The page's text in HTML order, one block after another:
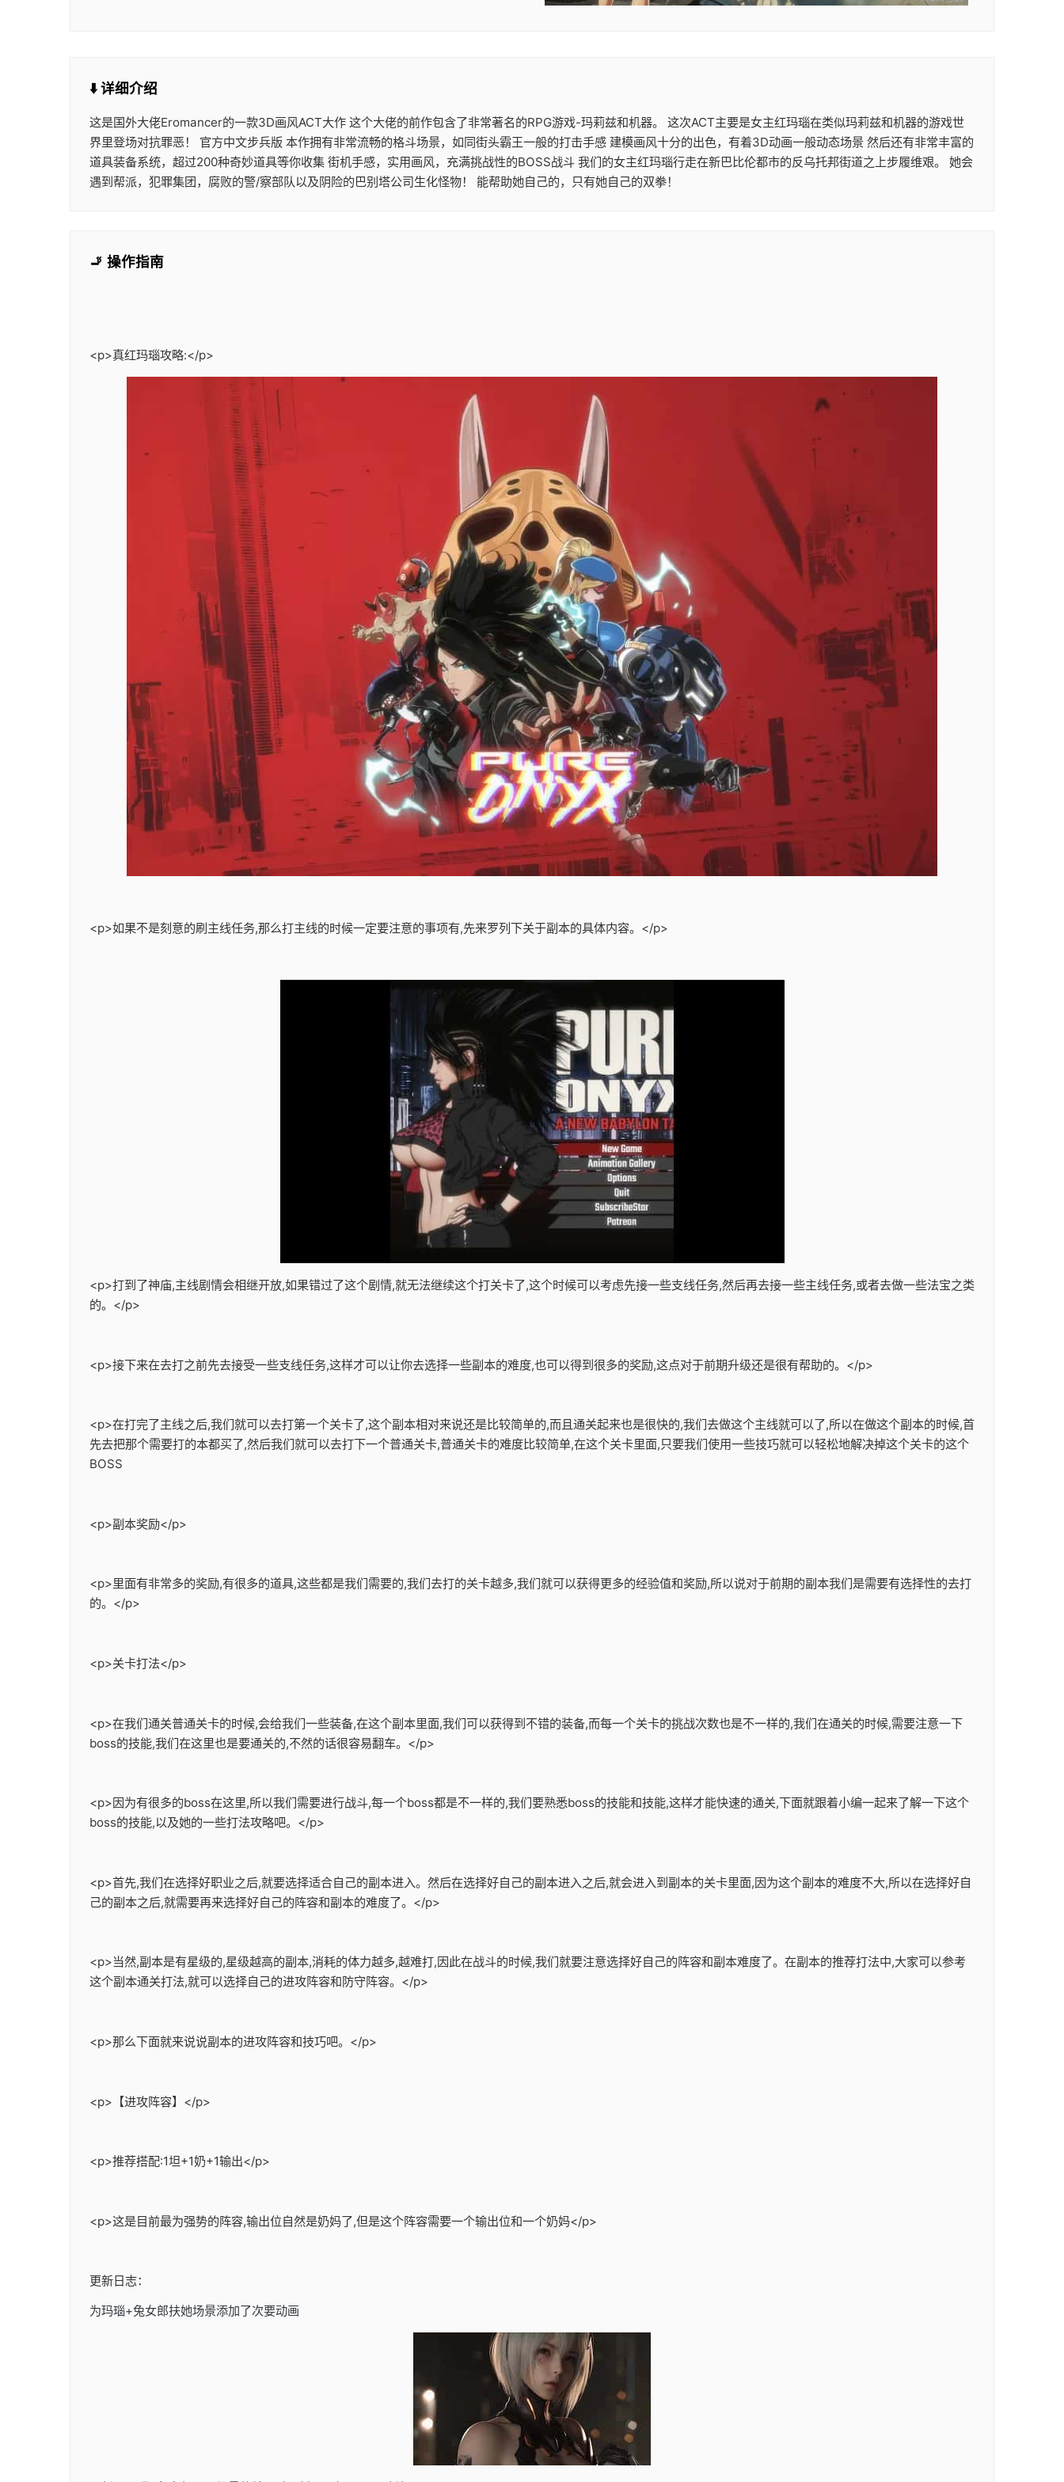
⬇️ 详细介绍
这是国外大佬Eromancer的一款3D画风ACT大作 这个大佬的前作包含了非常著名的RPG游戏-玛莉兹和机器。 这次ACT主要是女主红玛瑙在类似玛莉兹和机器的游戏世
界里登场对抗罪恶！ 官方中文步兵版 本作拥有非常流畅的格斗场景，如同街头霸王一般的打击手感 建模画风十分的出色，有着3D动画一般动态场景 然后还有非常丰富的
道具装备系统，超过200种奇妙道具等你收集 街机手感，实用画风，充满挑战性的BOSS战斗 我们的女主红玛瑙行走在新巴比伦都市的反乌托邦街道之上步履维艰。 她会
遇到帮派，犯罪集团，腐败的警/察部队以及阴险的巴别塔公司生化怪物！ 能帮助她自己的，只有她自己的双拳！
🚬 操作指南
<p>真红玛瑙攻略:</p>
<p>如果不是刻意的刷主线任务,那么打主线的时候一定要注意的事项有,先来罗列下关于副本的具体内容。</p>
<p>打到了神庙,主线剧情会相继开放,如果错过了这个剧情,就无法继续这个打关卡了,这个时候可以考虑先接一些支线任务,然后再去接一些主线任务,或者去做一些法宝之类
的。</p>
<p>接下来在去打之前先去接受一些支线任务,这样才可以让你去选择一些副本的难度,也可以得到很多的奖励,这点对于前期升级还是很有帮助的。</p>
<p>在打完了主线之后,我们就可以去打第一个关卡了,这个副本相对来说还是比较简单的,而且通关起来也是很快的,我们去做这个主线就可以了,所以在做这个副本的时候,首
先去把那个需要打的本都买了,然后我们就可以去打下一个普通关卡,普通关卡的难度比较简单,在这个关卡里面,只要我们使用一些技巧就可以轻松地解决掉这个关卡的这个
BOSS
<p>副本奖励</p>
<p>里面有非常多的奖励,有很多的道具,这些都是我们需要的,我们去打的关卡越多,我们就可以获得更多的经验值和奖励,所以说对于前期的副本我们是需要有选择性的去打
的。</p>
<p>关卡打法</p>
<p>在我们通关普通关卡的时候,会给我们一些装备,在这个副本里面,我们可以获得到不错的装备,而每一个关卡的挑战次数也是不一样的,我们在通关的时候,需要注意一下
boss的技能,我们在这里也是要通关的,不然的话很容易翻车。</p>
<p>因为有很多的boss在这里,所以我们需要进行战斗,每一个boss都是不一样的,我们要熟悉boss的技能和技能,这样才能快速的通关,下面就跟着小编一起来了解一下这个
boss的技能,以及她的一些打法攻略吧。</p>
<p>首先,我们在选择好职业之后,就要选择适合自己的副本进入。然后在选择好自己的副本进入之后,就会进入到副本的关卡里面,因为这个副本的难度不大,所以在选择好自
己的副本之后,就需要再来选择好自己的阵容和副本的难度了。</p>
<p>当然,副本是有星级的,星级越高的副本,消耗的体力越多,越难打,因此在战斗的时候,我们就要注意选择好自己的阵容和副本难度了。在副本的推荐打法中,大家可以参考
这个副本通关打法,就可以选择自己的进攻阵容和防守阵容。</p>
<p>那么下面就来说说副本的进攻阵容和技巧吧。</p>
<p>【进攻阵容】</p>
<p>推荐搭配:1坦+1奶+1输出</p>
<p>这是目前最为强势的阵容,输出位自然是奶妈了,但是这个阵容需要一个输出位和一个奶妈</p>
更新日志：
为玛瑙+兔女郎扶她场景添加了次要动画